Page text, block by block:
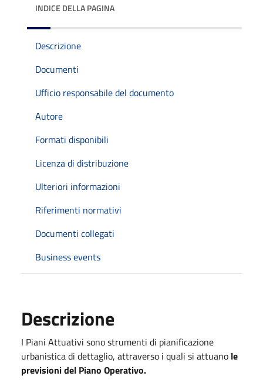
INDICE DELLA PAGINA
Descrizione
Documenti
Ufficio responsabile del documento
Autore
Formati disponibili
Licenza di distribuzione
Ulteriori informazioni
Riferimenti normativi
Documenti collegati
Business events
Descrizione
I Piani Attuativi sono strumenti di pianificazione
urbanistica di dettaglio, attraverso i quali si attuano le
previsioni del Piano Operativo.